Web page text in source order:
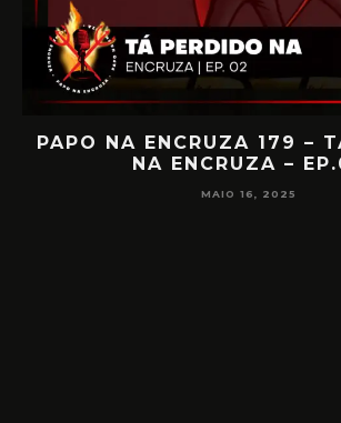
PAPO NA ENCRUZA 179 –
NA ENCRUZA –
MAIO 16, 2025